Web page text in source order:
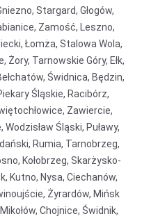
Stargard, Głogów,
Zamość, Leszno,
Łomża, Stalowa Wola,
Tarnowskie Góry, Ełk,
Świdnica, Będzin,
Śląskie, Racibórz,
Zawiercie,
Śląski, Puławy,
Rumia, Tarnobrzeg,
Kołobrzeg, Skarżysko-
Kutno, Nysa, Ciechanów,
Żyrardów, Mińsk
Chojnice, Świdnik,